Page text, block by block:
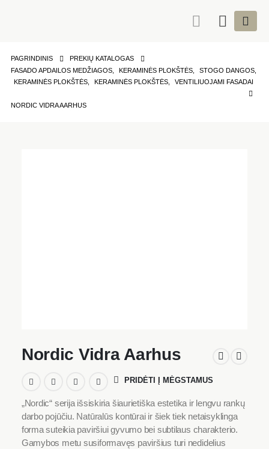
PAGRINDINIS
PREKIŲ KATALOGAS
FASADO APDAILOS MEDŽIAGOS, KERAMINĖS PLOKŠTĖS, STOGO DANGOS,
KERAMINĖS PLOKŠTĖS, KERAMINĖS PLOKŠTĖS, VENTILIUOJAMI FASADAI
NORDIC VIDRA AARHUS
Nordic Vidra Aarhus
PRIDĖTI Į MĖGSTAMUS
„Nordic“ serija išsiskiria šiaurietiška estetika ir lengvu rankų
darbo pojūčiu. Natūralūs kontūrai ir šiek tiek netaisyklinga
forma suteikia paviršiui gyvumo bei subtilaus charakterio.
Gamybos metu susiformavęs paviršius turi nedidelius